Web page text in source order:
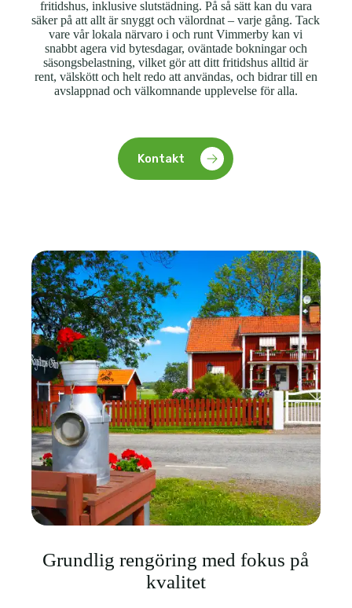
fritidshus, inklusive slutstädning. På så sätt kan du vara
säker på att allt är snyggt och välordnat – varje gång. Tack
vare vår lokala närvaro i och runt Vimmerby kan vi
snabbt agera vid bytesdagar, oväntade bokningar och
säsongsbelastning, vilket gör att ditt fritidshus alltid är
rent, välskött och helt redo att användas, och bidrar till en
avslappnad och välkomnande upplevelse för alla.
Kontakt
Grundlig rengöring med fokus på
kvalitet